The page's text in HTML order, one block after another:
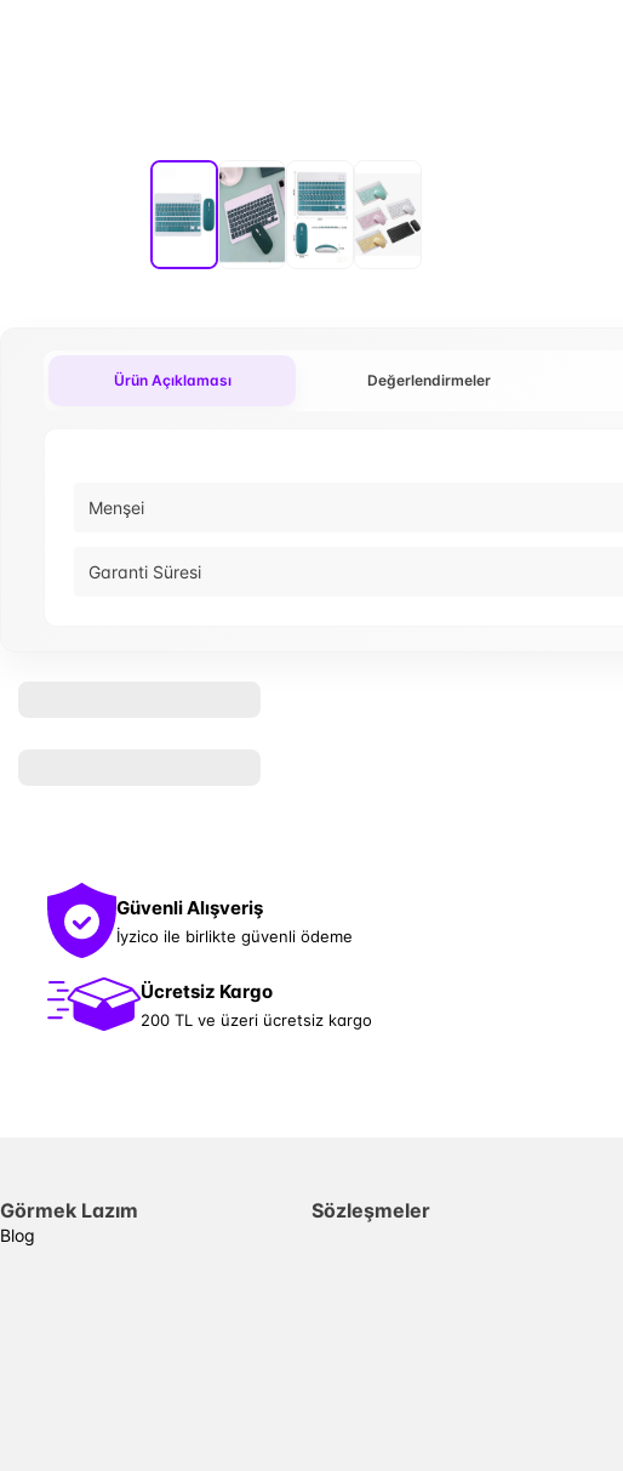
Ürün Açıklaması Değerlendirmeler
Menşei
Garanti Süresi
Güvenli Alışveriş
İyzico ile birlikte güvenli ödeme
Ücretsiz Kargo
200 TL ve üzeri ücretsiz kargo
Görmek Lazım
Blog
Sözleşmeler